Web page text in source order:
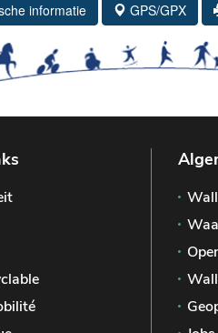
informatie GPS/GPX